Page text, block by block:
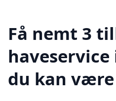
Få nemt 3
haveservice
du kan